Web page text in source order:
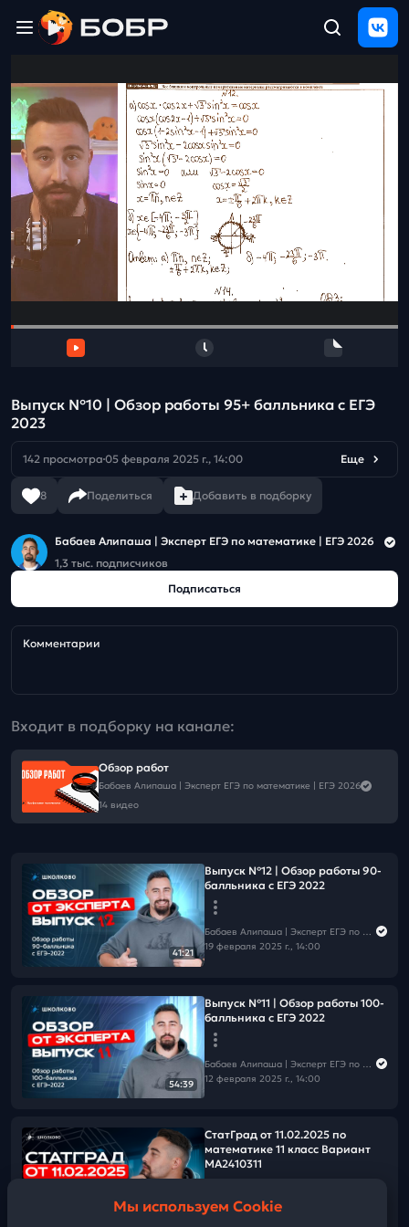
ЩЕЛЧОК
2026
Полезные
материалы
Проверка
сочинений
Тех
поддержка
и
Выпуск №10 | Обзор работы 95+ балльника с ЕГЭ
2023
142 просмотра 05 февраля 2025 г., 14:00 Еще
8 Поделиться Добавить в подборку
Бабаев Алипаша | Эксперт ЕГЭ по математике | ЕГЭ 2026
1,3 тыс. подписчиков
Подписаться
Комментарии
Входит в подборку на канале:
Обзор работ
Бабаев Алипаша | Эксперт ЕГЭ по математике | ЕГЭ 2026
14 видео
41:21
Выпуск №12 | Обзор работы 90-
балльника с ЕГЭ 2022
Бабаев Алипаша | Эксперт ЕГЭ по математике | ЕГЭ 2026
19 февраля 2025 г., 14:00
54:39
Выпуск №11 | Обзор работы 100-
балльника с ЕГЭ 2022
Бабаев Алипаша | Эксперт ЕГЭ по математике | ЕГЭ 2026
12 февраля 2025 г., 14:00
01:59:37
СтатГрад от 11.02.2025 по
математике 11 класс Вариант
МА2410311
Мы используем Cookie